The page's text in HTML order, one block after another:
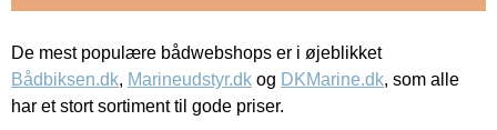
De mest populære bådwebshops er i øjeblikket
Bådbiksen.dk, Marineudstyr.dk og DKMarine.dk, som alle
har et stort sortiment til gode priser.